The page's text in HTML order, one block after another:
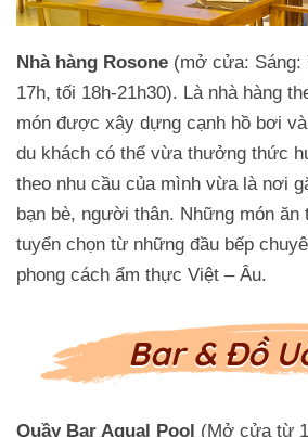
Nhà hàng Rosone (mở cửa: Sáng:
17h, tối 18h-21h30). Là nhà hàng
món được xây dựng cạnh hồ bơi
du khách có thể vừa thưởng thức
theo nhu cầu của mình vừa là nơi
bạn bè, người thân. Những món ăn
tuyển chọn từ những đầu bếp
phong cách ẩm thực Việt – Âu.
Bar & Đồ
Quầy Bar Aqual Pool (Mở cửa từ